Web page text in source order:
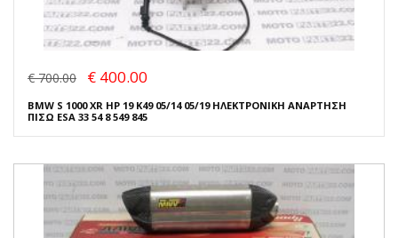
€ 700.00 € 400.00
BMW S 1000 XR HP 19 K49 05/14 05/19 ΗΛΕΚΤΡΟΝΙΚΗ ΑΝΑΡΤΗΣΗ
ΠΙΣΩ ESA 33 54 8 549 845